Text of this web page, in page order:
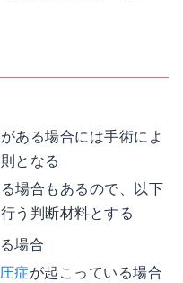
ある場合には手術によ
となる
場合もあるので、以下
う判断材料とする
場合
症が起こっている場合